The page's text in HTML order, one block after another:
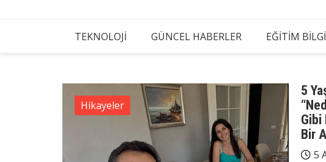
TEKNOLOJI GÜNCEL HABERLER EĞITIM
Hikayeler
5
Gibi
Bir
5